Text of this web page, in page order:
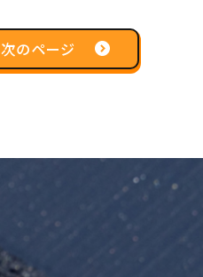
次のページ